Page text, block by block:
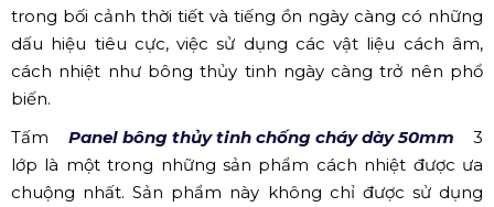
trong bối cảnh thời tiết và tiếng ồn ngày càng có những
dấu hiệu tiêu cực, việc sử dụng các vật liệu cách âm,
cách nhiệt như bông thủy tinh ngày càng trở nên phổ
biến.
Tấm Panel bông thủy tinh chống cháy dày 50mm 3
lớp là một trong những sản phẩm cách nhiệt được ưa
chuộng nhất. Sản phẩm này không chỉ được sử dụng